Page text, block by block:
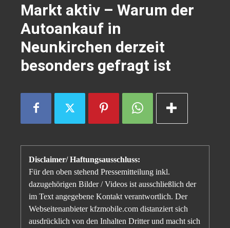
Markt aktiv – Warum der
Autoankauf in
Neunkirchen derzeit
besonders gefragt ist
Disclaimer/ Haftungsausschluss:
Für den oben stehend Pressemitteilung inkl.
dazugehörigen Bilder / Videos ist ausschließlich der
im Text angegebene Kontakt verantwortlich. Der
Webseitenanbieter kfzmobile.com distanziert sich
ausdrücklich von den Inhalten Dritter und macht sich